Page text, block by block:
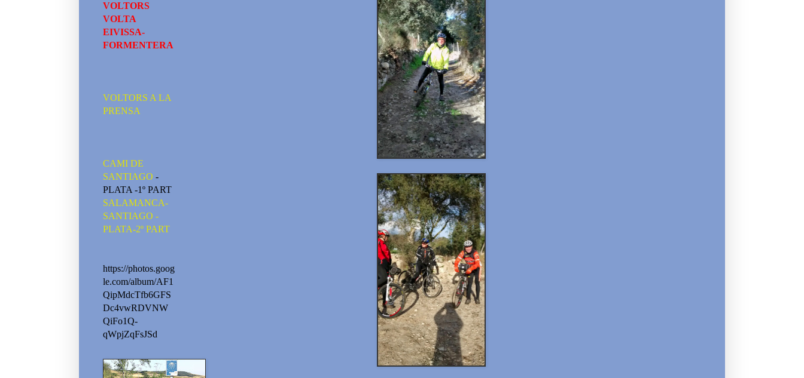
VOLTORS
VOLTA
EIVISSA-
FORMENTERA
VOLTORS A LA
PRENSA
CAMI DE
SANTIAGO -
PLATA -1º PART
SALAMANCA-
SANTIAGO -
PLATA-2º PART
https://photos.goog
le.com/album/AF1
QipMdcTfb6GFS
Dc4vwRDVNW
QiFo1Q-
qWpjZqFsJSd